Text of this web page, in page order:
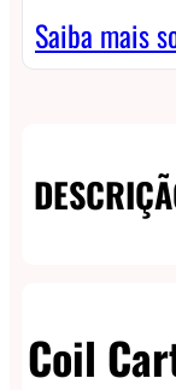
Saiba mais
Coil